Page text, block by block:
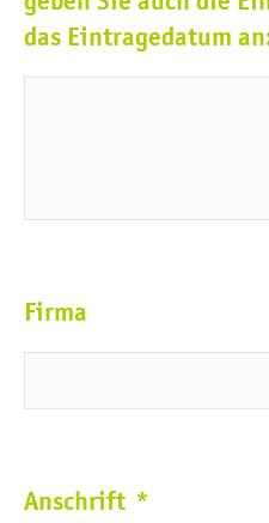
das Eintragedatum
Firma
Anschrift *